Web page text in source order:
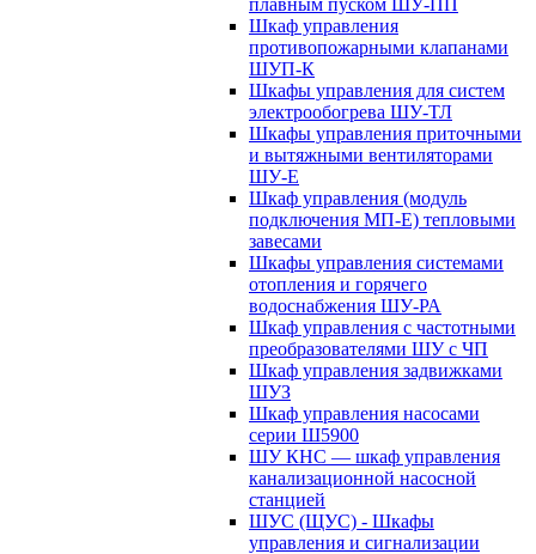
плавным пуском ШУ-ПП
Шкаф управления
противопожарными клапанами
ШУП-К
Шкафы управления для систем
электрообогрева ШУ-ТЛ
Шкафы управления приточными
и вытяжными вентиляторами
ШУ-Е
Шкаф управления (модуль
подключения МП-Е) тепловыми
завесами
Шкафы управления системами
отопления и горячего
водоснабжения ШУ-РА
Шкаф управления с частотными
преобразователями ШУ с ЧП
Шкаф управления задвижками
ШУЗ
Шкаф управления насосами
серии Ш5900
ШУ КНС — шкаф управления
канализационной насосной
станцией
ШУС (ЩУС) - Шкафы
управления и сигнализации